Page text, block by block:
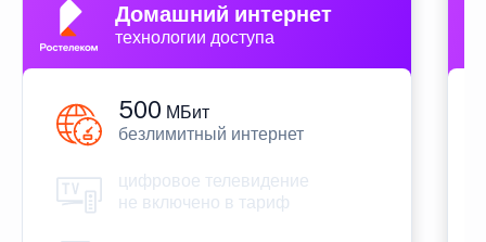
Домашний интернет
технологии доступа
500 МБит
безлимитный интернет
цифровое телевидение
не включено в тариф